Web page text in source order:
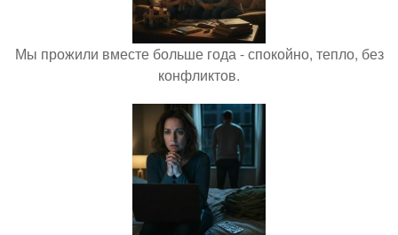
Мы прожили вместе больше года - спокойно, тепло, без
конфликтов.